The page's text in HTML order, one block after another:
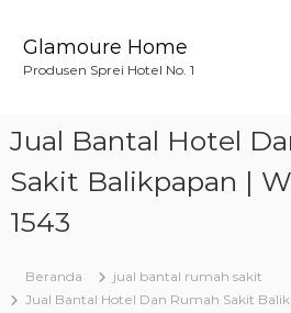
Glamoure Home
Produsen Sprei Hotel No. 1
Jual Bantal Hotel
Sakit Balikpapan |
1543
Beranda
jual bantal rumah sakit
Jual Bantal Hotel Dan Rumah Sakit